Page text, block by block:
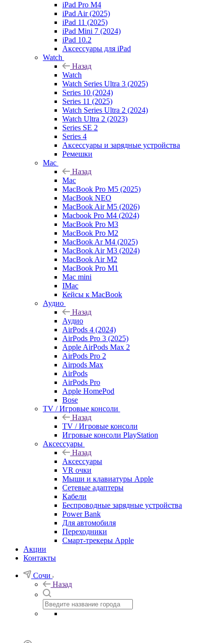
iPad Pro M4
iPad Air (2025)
iPad 11 (2025)
iPad Mini 7 (2024)
iPad 10.2
Аксессуары для iPad
Watch
Назад
Watch
Watch Series Ultra 3 (2025)
Series 10 (2024)
Series 11 (2025)
Watch Series Ultra 2 (2024)
Watch Ultra 2 (2023)
Series SE 2
Series 4
Аксессуары и зарядные устройства
Ремешки
Mac
Назад
Mac
MacBook Pro M5 (2025)
MacBook NEO
MacBook Air M5 (2026)
Macbook Pro M4 (2024)
MacBook Pro M3
MacBook Pro M2
MacBook Ar M4 (2025)
MacBook Air M3 (2024)
MacBook Air M2
MacBook Pro M1
Mac mini
IMac
Кейсы к MacBook
Аудио
Назад
Аудио
AirPods 4 (2024)
AirPods Pro 3 (2025)
Apple AirPods Max 2
AirPods Pro 2
Airpods Max
AirPods
AirPods Pro
Apple HomePod
Bose
TV / Игровые консоли
Назад
TV / Игровые консоли
Игровые консоли PlayStation
Аксессуары
Назад
Аксессуары
VR очки
Мыши и клавиатуры Apple
Сетевые адаптеры
Кабели
Беспроводные зарядные устройства
Power Bank
Для автомобиля
Переходники
Смарт-трекеры Apple
Акции
Контакты
Сочи
Назад